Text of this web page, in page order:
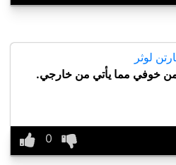
لوثر
من خوفي مما يأتي من خارجي.